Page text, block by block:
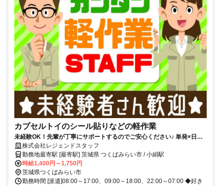
カプセルトイのシール貼りなどの軽作業
未経験OK！先輩が丁寧にサポートするのでご安心ください♪ 単発×日払
い可！夜勤は時給UP！幅広い年代活躍中♪
株式会社レジェンドスタッフ
勤務地最寄駅 [最寄駅] 茨城県 つくばみらい市 / 小絹駅
時給1,400円～1,750円
茨城県つくばみらい市
勤務時間 [派遣]08:00～17:00、09:00～18:00、22:00～07:00 ◆好き